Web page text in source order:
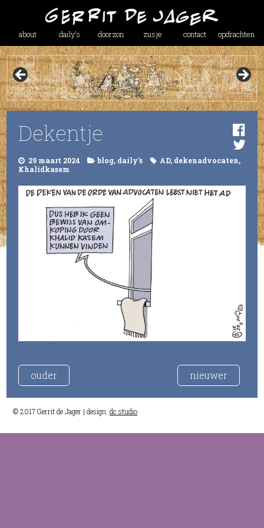
about daily’s doorzon zusje contact opdrachten
Dekentje
29 maart 2024 blog, daily's AD, dekenadvocaten,
Khalidkasem
ouder nieuwer
© 2017 Gerrit de Jager | design: dc studio